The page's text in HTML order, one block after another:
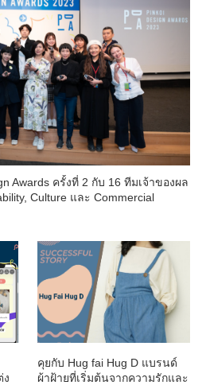
Awards ครั้งที่ 2 กับ 16 ทีมเจ้าของผล
Culture และ Commercial
ง
คุยกับ Hug fai Hug D แบรนด์
ผ้าฝ้ายที่เริ่มต้นจากความรักและ